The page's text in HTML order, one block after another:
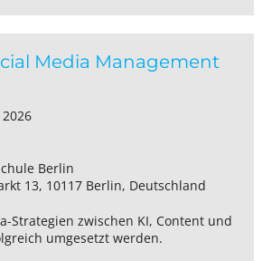
Media Management
Berlin
13, 10117 Berlin, Deutschland
Strategien zwischen KI, Content und
umgesetzt werden.